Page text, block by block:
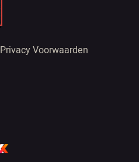
Privacy Voorwaarden